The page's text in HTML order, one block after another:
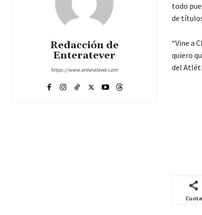
Redacción de
Enteratever
https://www.enteratever.com
todo
de
“Vine a
quiero
del
Cuota